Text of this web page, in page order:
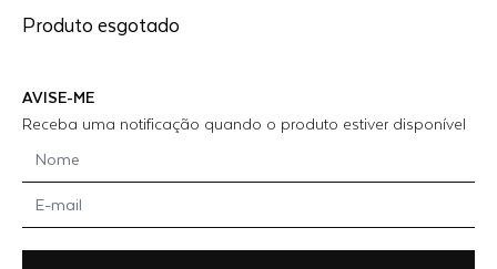
Produto esgotado
AVISE-ME
Receba uma notificação quando o produto estiver disponível